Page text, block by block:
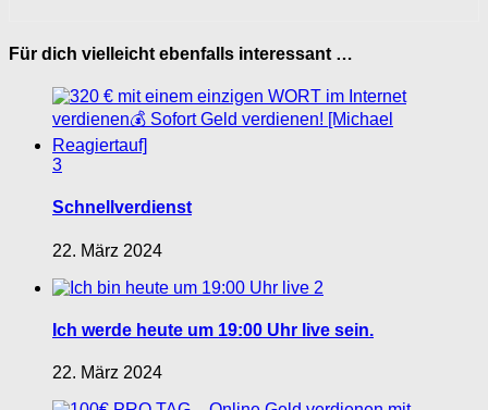
Für dich vielleicht ebenfalls interessant …
3
Schnellverdienst
22. März 2024
2
Ich werde heute um 19:00 Uhr live sein.
22. März 2024